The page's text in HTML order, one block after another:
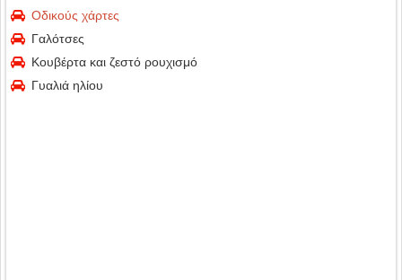
Οδικούς χάρτες
Γαλότσες
Κουβέρτα και ζεστό ρουχισμό
Γυαλιά ηλίου